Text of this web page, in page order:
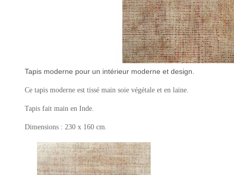
Tapis moderne pour un intérieur moderne et design.
Ce tapis moderne est tissé main soie végétale et en laine.
Tapis fait main en Inde.
Dimensions : 230 x 160 cm.